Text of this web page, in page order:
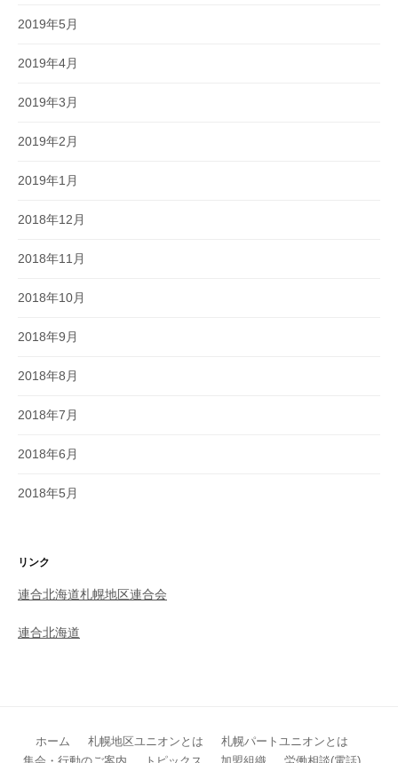
2019年5月
2019年4月
2019年3月
2019年2月
2019年1月
2018年12月
2018年11月
2018年10月
2018年9月
2018年8月
2018年7月
2018年6月
2018年5月
リンク
連合北海道札幌地区連合会
連合北海道
ホーム 札幌地区ユニオンとは
札幌パートユニオンとは